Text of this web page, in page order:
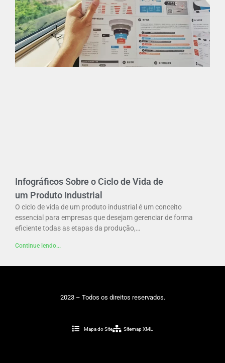
Infográficos Sobre o Ciclo de Vida de
um Produto Industrial
O ciclo de vida de um produto industrial é um conceito
essencial para empresas que desejam gerenciar de forma
eficiente todas as etapas da produção,…
Continue lendo...
2023 – Todos os direitos reservados.
Mapa do Site Sitemap XML